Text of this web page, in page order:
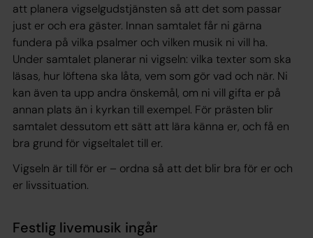
att planera vigselgudstjänsten så att det som passar
just er och era gäster. Innan samtalet får ni gärna
fundera på vilka psalmer och vilken musik ni vill ha.
Under samtalet planerar ni vigseln: vilka texter som ska
läsas, hur löftena ska låta, vem som gör vad och när. Ni
kan även ta upp andra önskemål, om ni vill gifta er på
annan plats än i kyrkan till exempel. För prästen blir
samtalet dessutom ett sätt att lära känna er, och få en
bra grund för vigseltalet till er.
Vigseln är till för er – ordna så att det blir bra för er och
er livssituation.
Festlig livemusik ingår